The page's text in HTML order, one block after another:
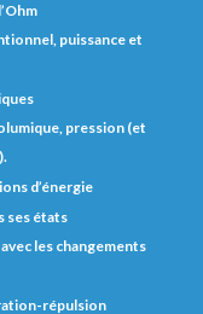
puissance et
pression (et
d’énergie
ses états
les changements
répulsion